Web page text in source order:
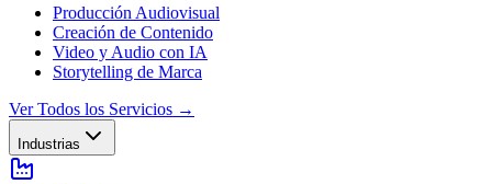
Producción Audiovisual
Creación de Contenido
Video y Audio con IA
Storytelling de Marca
Ver Todos los Servicios →
Industrias